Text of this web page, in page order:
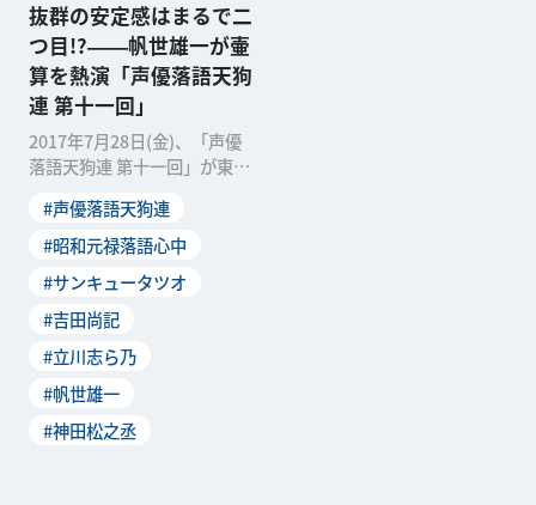
抜群の安定感はまるで二
つ目!?――帆世雄一が壷
算を熱演「声優落語天狗
連 第十一回」
2017年7月28日(金)、「声優
落語天狗連 第十一回」が東
ました。テレビ
#声優落語天狗連
#昭和元禄落語心中
#サンキュータツオ
#吉田尚記
#立川志ら乃
#帆世雄一
#神田松之丞